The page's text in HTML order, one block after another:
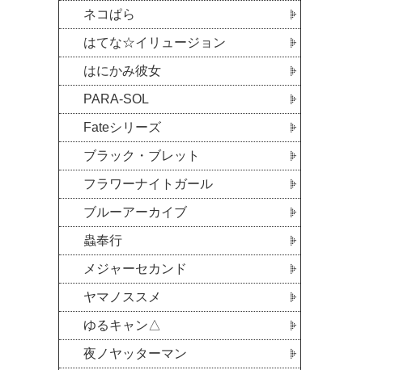
ネコぱら
はてな☆イリュージョン
はにかみ彼女
PARA-SOL
Fateシリーズ
ブラック・ブレット
フラワーナイトガール
ブルーアーカイブ
蟲奉行
メジャーセカンド
ヤマノススメ
ゆるキャン△
夜ノヤッターマン